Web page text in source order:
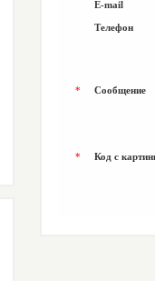
E-mail
Телефон
* Сообщение
* Код с